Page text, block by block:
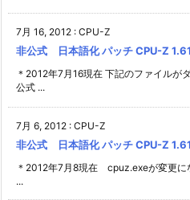
7月 16, 2012 : CPU-Z
非公式 日本語化 パッチ CPU-Z
＊2012年7月16現在 下記のファイルが
公式 ...
7月 6, 2012 : CPU-Z
非公式 日本語化 パッチ CPU-Z 1.61
＊2012年7月8現在 cpuz.exeが変更に
...